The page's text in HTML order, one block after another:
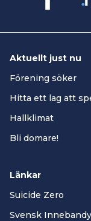
Aktuellt just nu
Förening söker
Hitta ett lag att
Hallklimat
Bli domare!
Länkar
Suicide Zero
Svensk